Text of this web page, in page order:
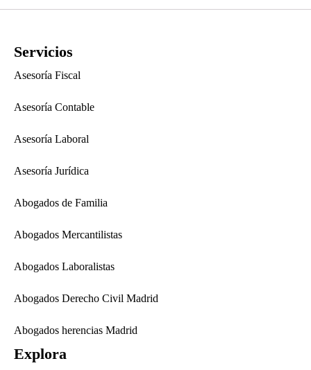
Servicios
Asesoría Fiscal
Asesoría Contable
Asesoría Laboral
Asesoría Jurídica
Abogados de Familia
Abogados Mercantilistas
Abogados Laboralistas
Abogados Derecho Civil Madrid
Abogados herencias Madrid
Explora